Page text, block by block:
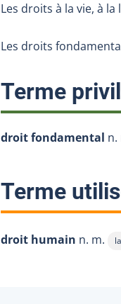
Les droits à la vie, à
Les droits
Terme
droit fondamental n.
Terme
droit humain n. m.